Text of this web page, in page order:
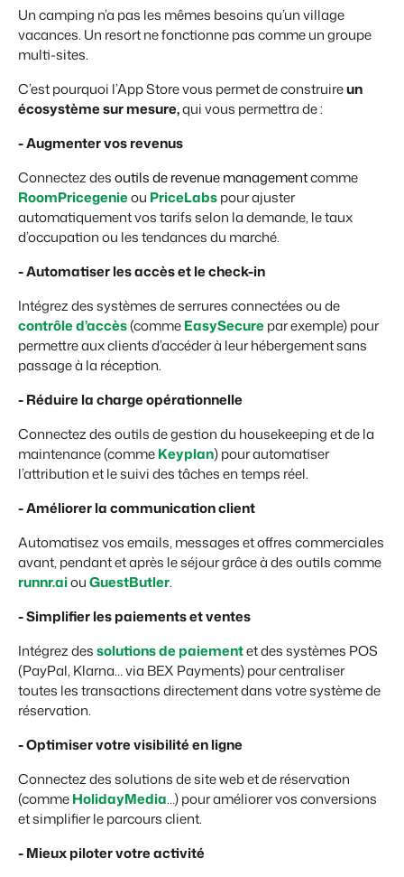
Un camping n’a pas les mêmes besoins qu’un village
vacances. Un resort ne fonctionne pas comme un groupe
multi-sites.
C’est pourquoi l’App Store vous permet de construireun
écosystème sur mesure,qui vous permettra de :
- Augmenter vos revenus
Connectez desoutils de revenue managementcomme
RoomPricegenieou PriceLabspour ajuster
automatiquement vos tarifs selon la demande, le taux
d’occupation ou les tendances du marché.
- Automatiser les accès et le check-in
Intégrez des systèmes de serrures connectées ou de
contrôle d’accès(commeEasySecurepar exemple) pour
permettre aux clients d’accéder à leur hébergement sans
passage à la réception.
- Réduire la charge opérationnelle
Connectez des outils de gestion du housekeeping et de la
maintenance (commeKeyplan) pour automatiser
l’attribution et le suivi des tâches en temps réel.
- Améliorer la communication client
Automatisez vos emails, messages et offres commerciales
avant, pendant et après le séjour grâce à des outils comme
runnr.aiouGuestButler.
- Simplifier les paiements et ventes
Intégrez dessolutions de paiementet des systèmes POS
(PayPal, Klarna… via BEX Payments) pour centraliser
toutes les transactions directement dans votre système de
réservation.
- Optimiser votre visibilité en ligne
Connectez des solutions de site web et de réservation
(commeHolidayMedia…) pour améliorer vos conversions
et simplifier le parcours client.
- Mieux piloter votre activité